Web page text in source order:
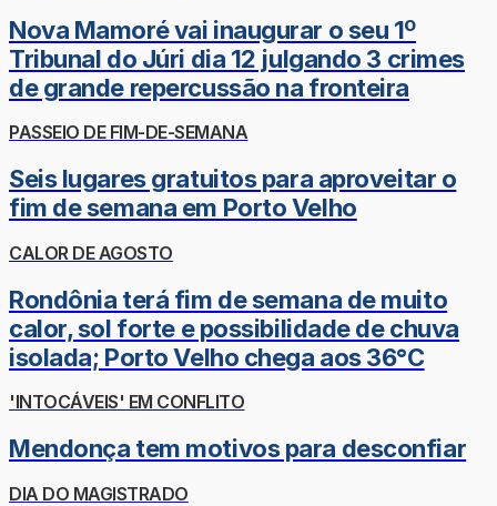
Nova Mamoré vai inaugurar o seu 1º
Tribunal do Júri dia 12 julgando 3 crimes
de grande repercussão na fronteira
PASSEIO DE FIM-DE-SEMANA
Seis lugares gratuitos para aproveitar o
fim de semana em Porto Velho
CALOR DE AGOSTO
Rondônia terá fim de semana de muito
calor, sol forte e possibilidade de chuva
isolada; Porto Velho chega aos 36°C
'INTOCÁVEIS' EM CONFLITO
Mendonça tem motivos para desconfiar
DIA DO MAGISTRADO